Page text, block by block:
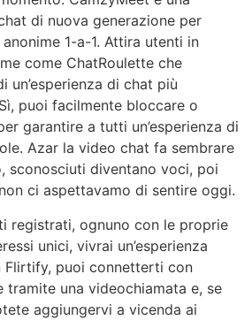
di nuova generazione per
1-a-1. Attira utenti in
come ChatRoulette che
un’esperienza di chat più
puoi facilmente bloccare o
garantire a tutti un’esperienza di
Azar la video chat fa sembrare
sconosciuti diventano voci, poi
ci aspettavamo di sentire oggi.
registrati, ognuno con le proprie
unici, vivrai un’esperienza
Flirtify, puoi connetterti con
tramite una videochiamata e, se
aggiungervi a vicenda ai